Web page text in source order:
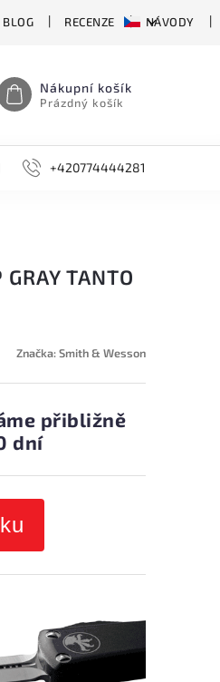
BLOG RECENZE NÁVODY
Nákupní košík
Prázdný košík
BRUSKY, OCÍLKY
+420774444281
TANTO
Značka:Smith & Wesson
přibližně
dní